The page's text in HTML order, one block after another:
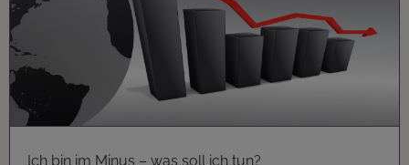
Ich bin im Minus – was soll ich tun?